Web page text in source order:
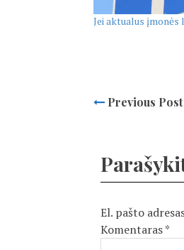
Jei aktualus
Previous Post
El. pašto
Komentaras*